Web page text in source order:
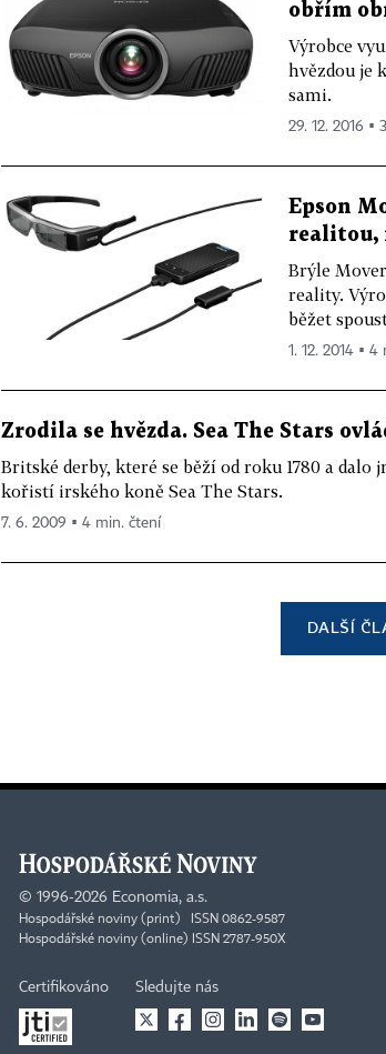
obřím
Výrobce
hvězdou je
sami.
29. 12. 2016 ▪
Epson
realitou,
Brýle
reality.
běžet
1. 12. 2014 ▪
Zrodila se hvězda. Sea The Stars
Britské derby, které se běží od roku 1780 a
kořistí irského koně Sea The Stars.
7. 6. 2009 ▪ 4 min. čtení
DALŠÍ
© 1996-2026 Economia, a.s.
Hospodářské noviny (print) ISSN 0862-9587
Hospodářské noviny (online) ISSN 2787-950X
Certifikováno Sledujte nás